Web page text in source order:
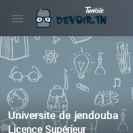
Universite de jendouba